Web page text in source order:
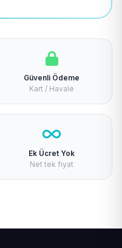
Güvenli Ödeme
Kart / Havale
Ek Ücret Yok
Net tek fiyat